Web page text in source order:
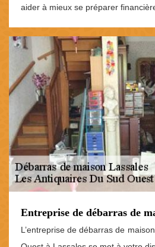
aider à mieux se préparer
Entreprise de débarras de
L’entreprise de débarras de